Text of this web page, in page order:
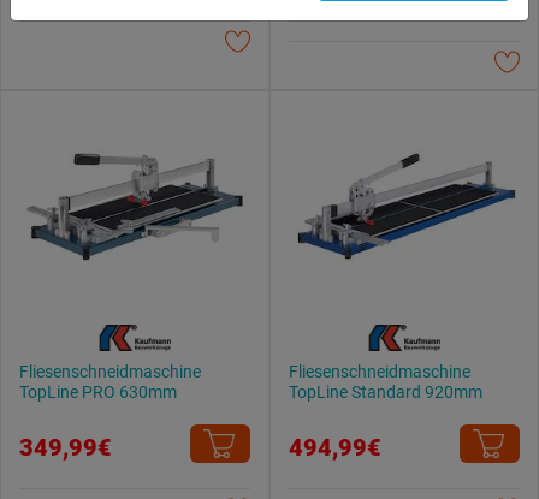
Fliesenschneidmaschine
TopLine PRO 630mm
349,99€
Fliesenschneidmaschine
TopLine Standard 920mm
494,99€
du zulassen möchtest und welche nicht.
Weitere Informationen findest du in unserer